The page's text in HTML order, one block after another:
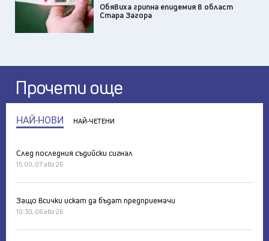
Обявиха грипна епидемия в област
Стара Загора
Прочети още
НАЙ-НОВИ НАЙ-ЧЕТЕНИ
След последния съдийски сигнал
15:00, 07 авг 26
Защо всички искат да бъдат предприемачи
10:30, 06 авг 26